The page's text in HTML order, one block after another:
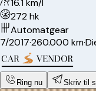
16.1 km/l
272 hk
Automatgear
7/2017·260.000 km·
Ring nu Skriv til